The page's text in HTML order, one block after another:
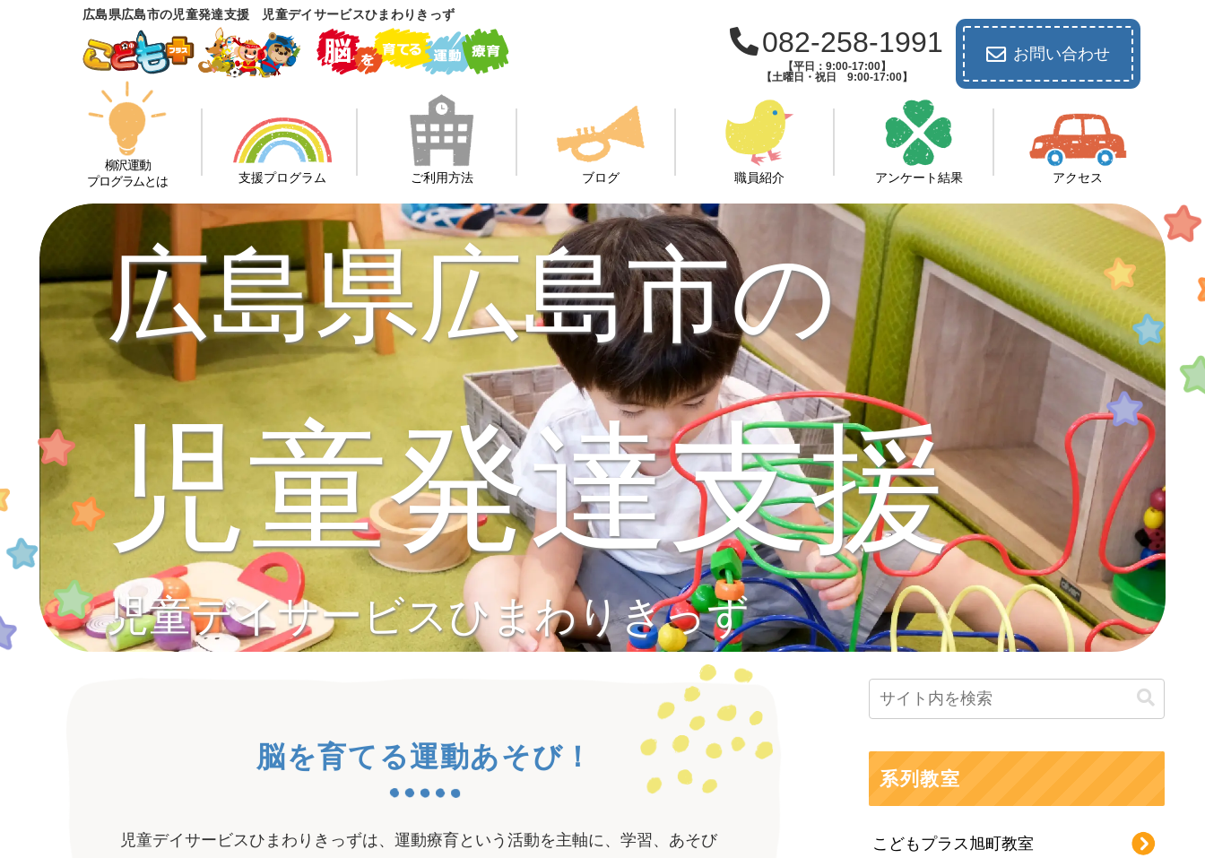
広島県広島市の児童発達支援 児童デイサービスひまわりきっず
082-258-1991
【平日：9:00-17:00】
【土曜日・祝日 9:00-17:00】
お問い合わせ
柳沢運動
プログラムとは
支援プログラム ご利用方法 ブログ 職員紹介 アンケート結果 アクセス
広島県広島市の
児童発達支援
児童デイサービスひまわりきっず
脳を育てる運動あそび！
児童デイサービスひまわりきっずは、運動療育という活動を主軸に、学習、あそび
系列教室
こどもプラス旭町教室